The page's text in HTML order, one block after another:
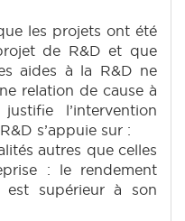
les projets ont été
de R&D et que
aides à la R&D ne
relation de cause à
l’intervention
s’appuie sur :
autres que celles
: le rendement
est supérieur à son